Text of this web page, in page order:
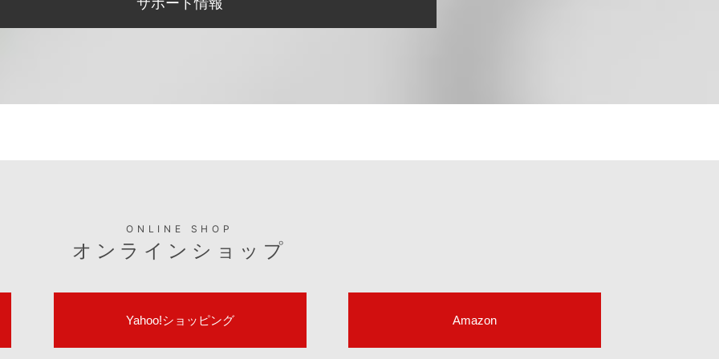
ONLINE SHOP
オンラインショップ
Yahoo!ショッピング Amazon